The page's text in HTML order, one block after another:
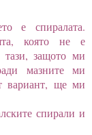
е спиралата.
която не е
тази, защото ми
мазните ми
вариант, ще ми
спирали и